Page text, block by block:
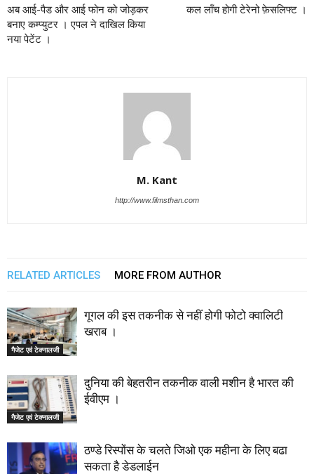
अब आई-पैड और आई फोन को जोड़कर
बनाए कम्प्युटर । एपल ने दाखिल किया
नया पेटेंट ।
कल लॉंच होगी टेरेनो फ़ेसलिफ्ट ।
M. Kant
http://www.filmsthan.com
RELATED ARTICLES MORE FROM AUTHOR
गैजेट एवं टेक्नालजी
गूगल की इस तकनीक से नहीं होगी फोटो क्वालिटी
खराब ।
गैजेट एवं टेक्नालजी
दुनिया की बेहतरीन तकनीक वाली मशीन है भारत की
ईवीएम ।
ठण्डे रिस्पोंस के चलते जिओ एक महीना के लिए बढा
सकता है डेडलाईन